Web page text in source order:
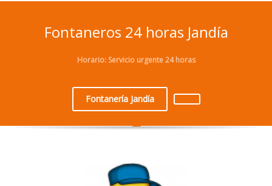
Fontaneros 24 horas Jandía
Horario: Servicio urgente 24 horas
Fontanería Jandía